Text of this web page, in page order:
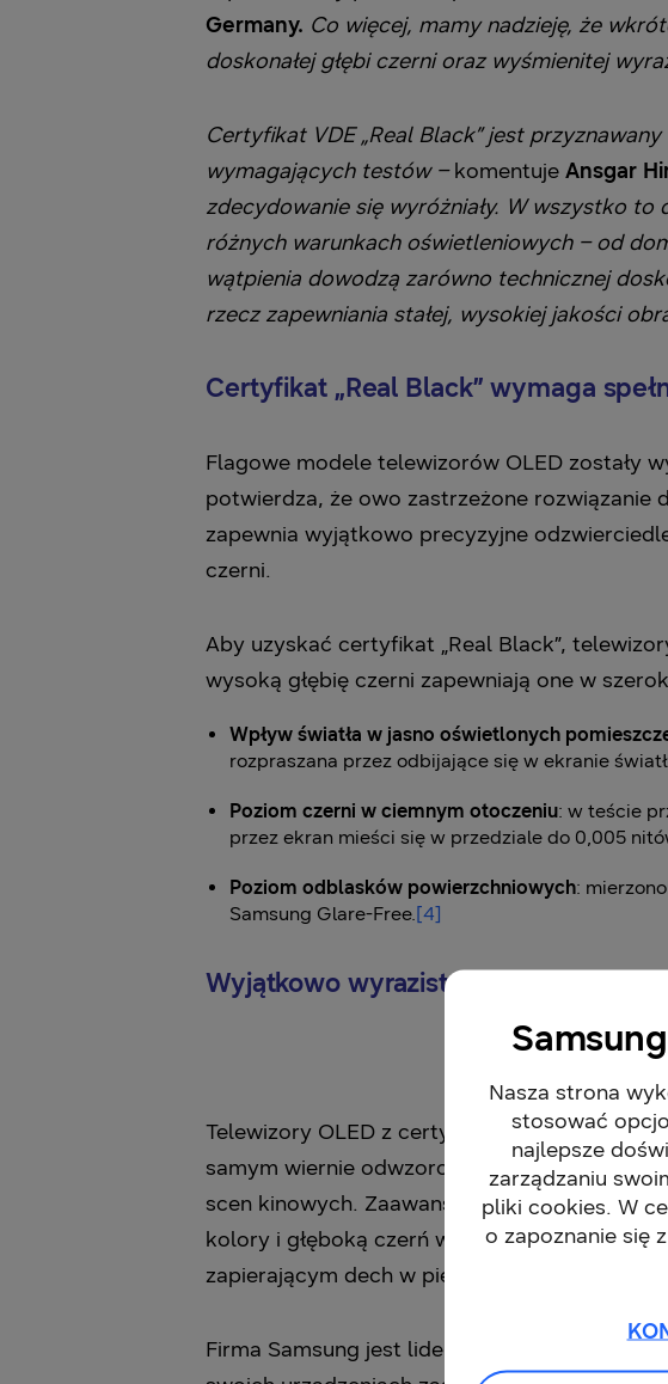
Germany. Co więcej, mamy nadzieję, że
doskonałej głębi czerni oraz wyśmienitej
Certyfikat VDE „Real Black” jest
wymagających testów –komentuje Ansgar
zdecydowanie się wyróżniały. W wszystko
różnych warunkach oświetleniowych – od
wątpienia dowodzą zarówno technicznej
rzecz zapewniania stałej, wysokiej jakości
Certyfikat „Real Black” wymaga
Flagowe modele telewizorów OLED zostały
potwierdza, że owo zastrzeżone rozwiązanie
zapewnia wyjątkowo precyzyjne
czerni.
Aby uzyskać certyfikat „Real Black”,
wysoką głębię czerni zapewniają one w
Wpływ światła w jasno oświetlonych
rozpraszana przez odbijające się w ekranie
Poziom czerni w ciemnym otoczeniu: w teście
przez ekran mieści się w przedziale do 0,005
Poziom odblasków powierzchniowych:
Samsung Glare-Free.[4]
Wyjątkowo wyraziste kolory – w
Telewizory OLED z certyfikatem „Real
samym wiernie odwzorowują wszystkie
scen kinowych. Zaawansowana technologia
kolory i głęboką czerń w każdych
zapierającym dech w piersi, niezwykle
Firma Samsung jest liderem na światowym
Nasza strona
stosować
najlepsze
zarządzaniu
pliki cookies. W
o zapoznanie się z